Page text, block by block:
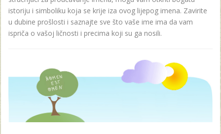
istoriju i simboliku koja se krije iza ovog lijepog imena. Zavirite
u dubine prošlosti i saznajte sve što vaše ime ima da vam
ispriča o vašoj ličnosti i precima koji su ga nosili.